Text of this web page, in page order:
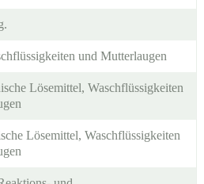
und Mutterlaugen
Lösemittel, Waschflüssigkeiten
Lösemittel, Waschflüssigkeiten